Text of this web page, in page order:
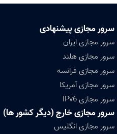
سرور مجازی پیشنهادی
سرور مجازی ایران
سرور مجازی هلند
سرور مجازی فرانسه
سرور مجازی آمریکا
سرور مجازی IPv6
سرور مجازی خارج (دیگر کشور ها)
سرور مجازی انگلیس